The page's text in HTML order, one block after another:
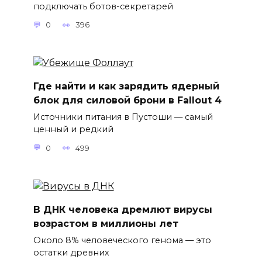
подключать ботов-секретарей
0 396
Где найти и как зарядить ядерный
блок для силовой брони в Fallout 4
Источники питания в Пустоши — самый
ценный и редкий
0 499
В ДНК человека дремлют вирусы
возрастом в миллионы лет
Около 8% человеческого генома — это
остатки древних